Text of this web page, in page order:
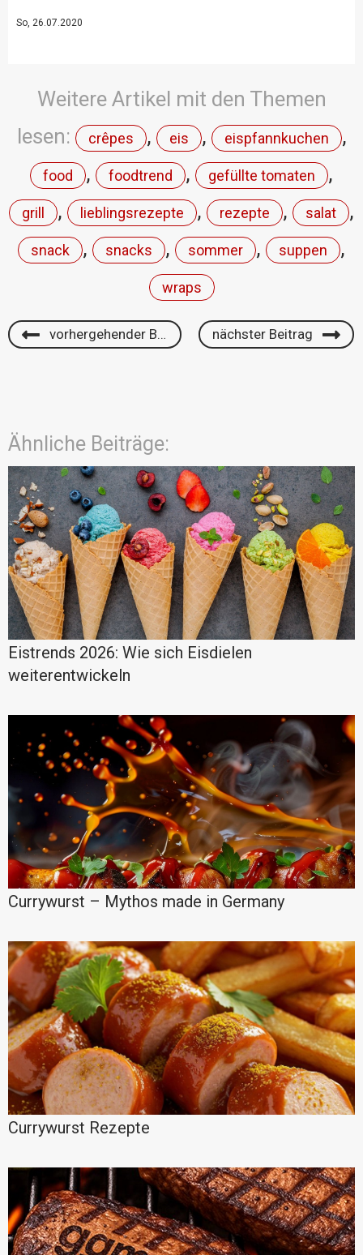
So, 26.07.2020
Weitere Artikel mit den Themen
lesen:
crêpes , eis , eispfannkuchen ,
food , foodtrend , gefüllte tomaten ,
grill , lieblingsrezepte , rezepte , salat ,
snack , snacks , sommer , suppen ,
wraps
vorhergehender Beitrag nächster Beitrag
Ähnliche Beiträge:
Eistrends 2026: Wie sich Eisdielen
weiterentwickeln
Currywurst – Mythos made in Germany
Currywurst Rezepte